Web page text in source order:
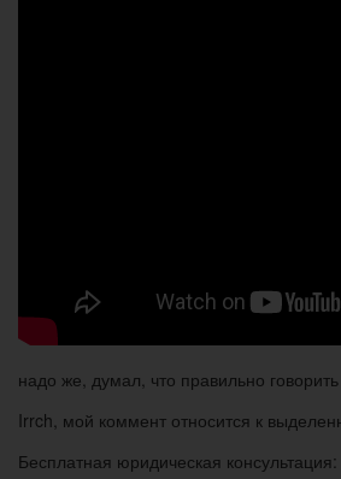
надо же, думал, что правильно
Irrch, мой коммент относится к
Бесплатная юридическая консультация: